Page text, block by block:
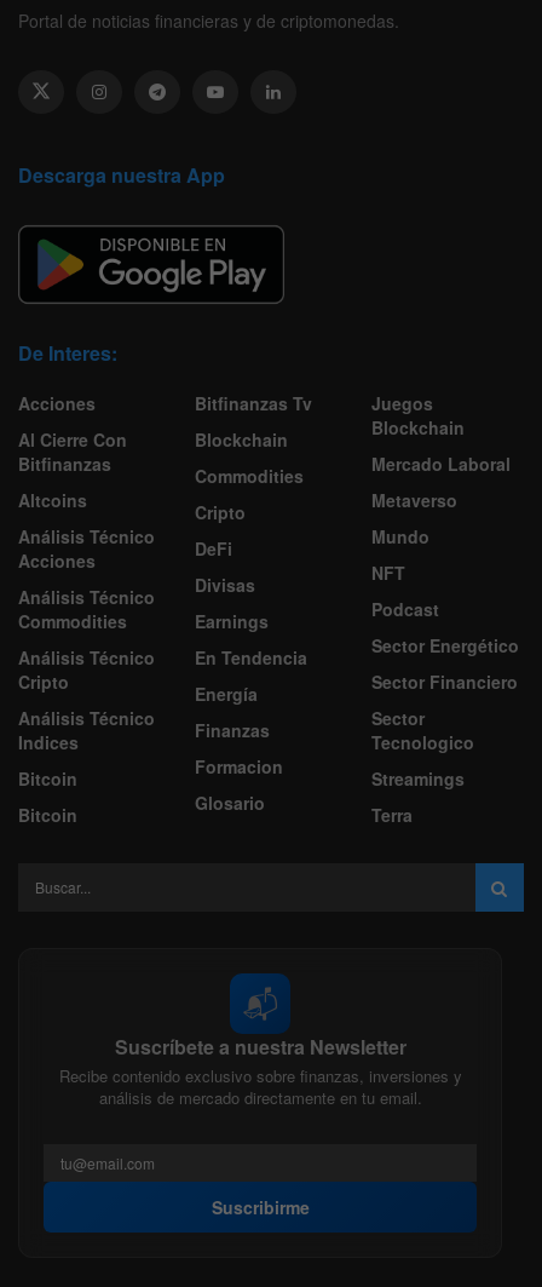
Portal de noticias financieras y de criptomonedas.
Descarga nuestra App
De Interes:
Acciones
Al Cierre Con
Bitfinanzas
Altcoins
Análisis Técnico
Acciones
Análisis Técnico
Commodities
Análisis Técnico
Cripto
Análisis Técnico
Indices
Bitcoin
Bitcoin
Bitfinanzas Tv
Blockchain
Commodities
Cripto
DeFi
Divisas
Earnings
En Tendencia
Energía
Finanzas
Formacion
Glosario
Juegos
Blockchain
Mercado Laboral
Metaverso
Mundo
NFT
Podcast
Sector Energético
Sector Financiero
Sector
Tecnologico
Streamings
Terra
📬
Suscríbete a nuestra Newsletter
Recibe contenido exclusivo sobre finanzas, inversiones y
análisis de mercado directamente en tu email.
Suscribirme